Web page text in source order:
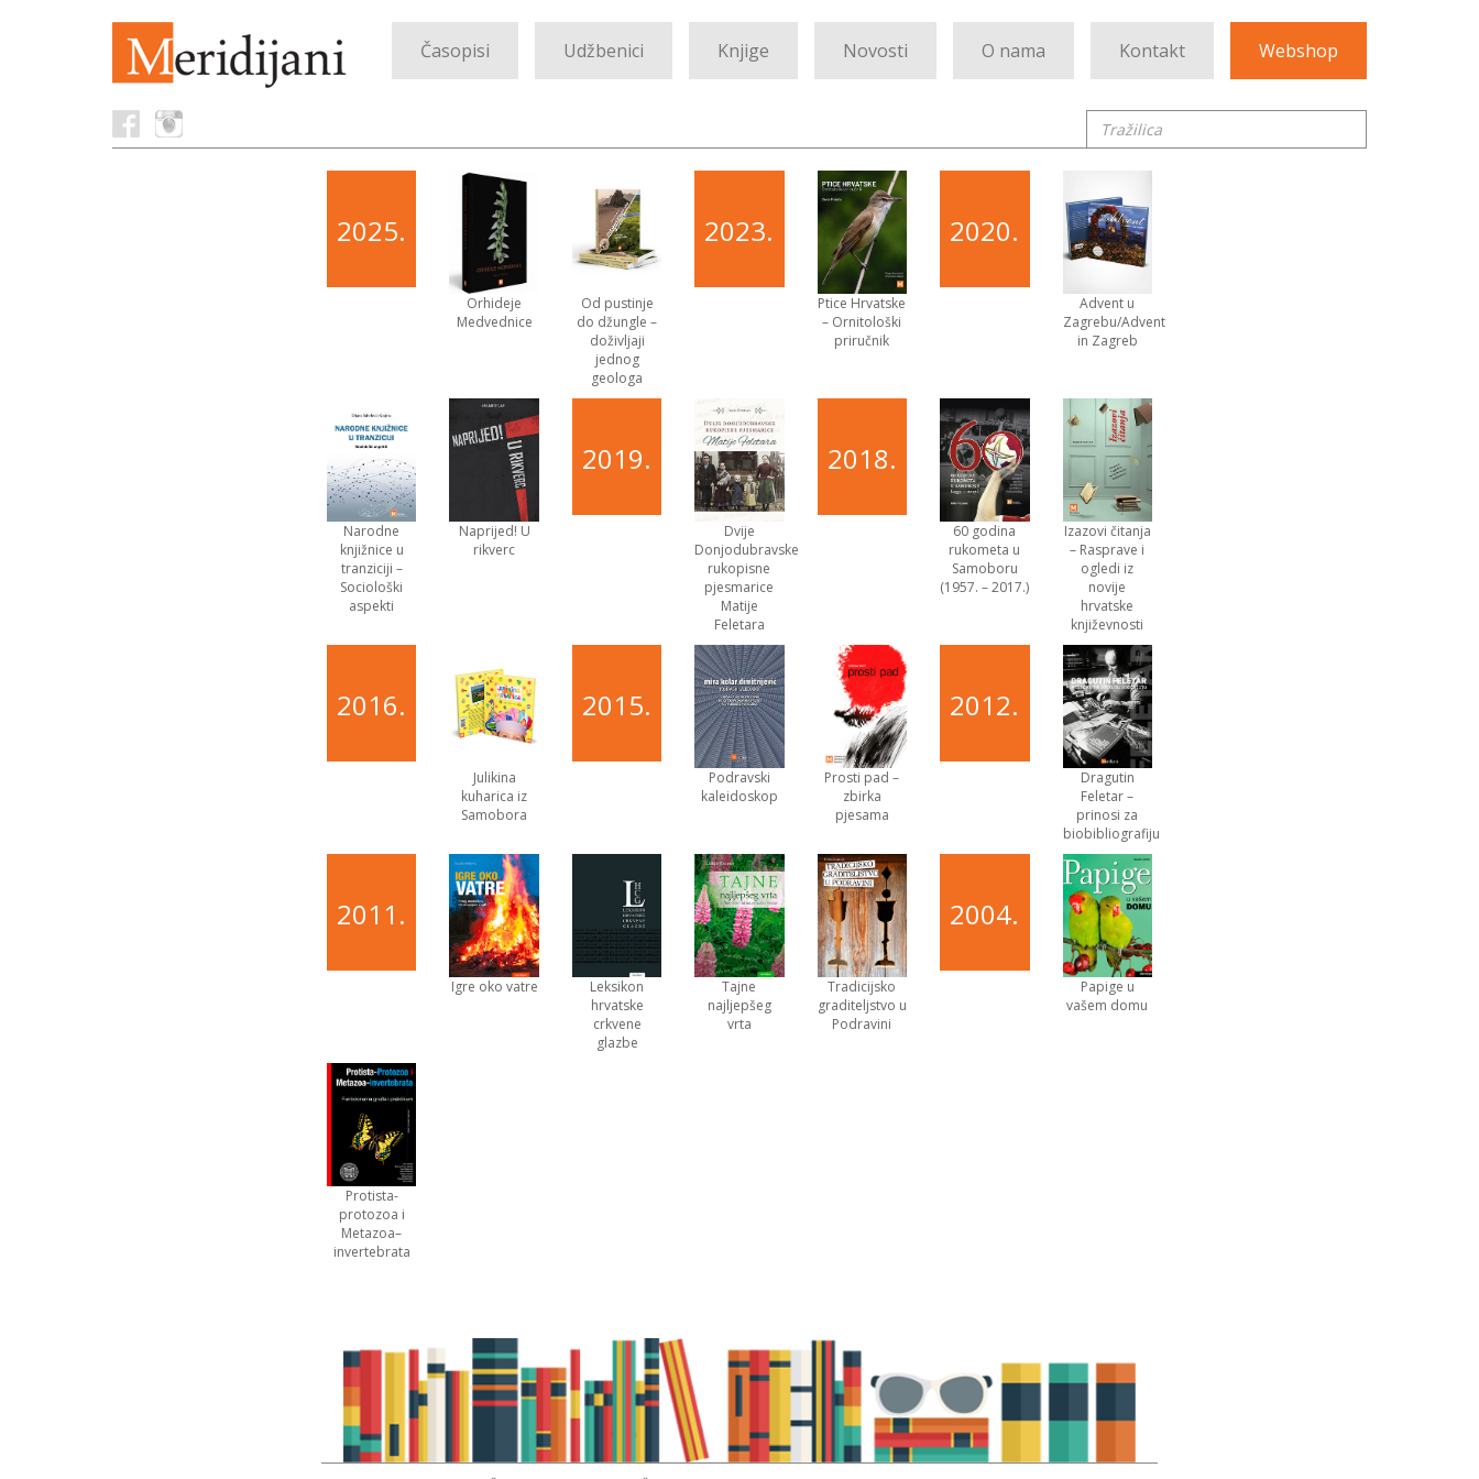
Časopisi Udžbenici Knjige Novosti O nama Kontakt Webshop
Tražilica
2025.
Orhideje
Medvednice
Od pustinje
do džungle –
doživljaji
jednog
geologa
2023.
Ptice Hrvatske
– Ornitološki
priručnik
2020.
Advent u
Zagrebu/Advent
in Zagreb
Narodne
knjižnice u
tranziciji –
Sociološki
aspekti
Naprijed! U
rikverc
2019.
Dvije
Donjodubravske
rukopisne
pjesmarice
Matije
Feletara
2018.
60 godina
rukometa u
Samoboru
(1957. – 2017.)
Izazovi čitanja
– Rasprave i
ogledi iz
novije
hrvatske
književnosti
2016.
Julikina
kuharica iz
Samobora
2015.
Podravski
kaleidoskop
Prosti pad –
zbirka
pjesama
2012.
Dragutin
Feletar –
prinosi za
biobibliografiju
2011.
Igre oko vatre
Leksikon
hrvatske
crkvene
glazbe
Tajne
najljepšeg
vrta
Tradicijsko
graditeljstvo u
Podravini
2004.
Papige u
vašem domu
Protista-
protozoa i
Metazoa–
invertebrata